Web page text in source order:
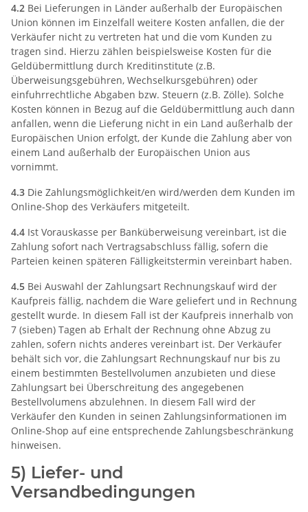
4.2 Bei Lieferungen in Länder außerhalb der Europäischen
Union können im Einzelfall weitere Kosten anfallen, die der
Verkäufer nicht zu vertreten hat und die vom Kunden zu
tragen sind. Hierzu zählen beispielsweise Kosten für die
Geldübermittlung durch Kreditinstitute (z.B.
Überweisungsgebühren, Wechselkursgebühren) oder
einfuhrrechtliche Abgaben bzw. Steuern (z.B. Zölle). Solche
Kosten können in Bezug auf die Geldübermittlung auch dann
anfallen, wenn die Lieferung nicht in ein Land außerhalb der
Europäischen Union erfolgt, der Kunde die Zahlung aber von
einem Land außerhalb der Europäischen Union aus
vornimmt.
4.3 Die Zahlungsmöglichkeit/en wird/werden dem Kunden im
Online-Shop des Verkäufers mitgeteilt.
4.4 Ist Vorauskasse per Banküberweisung vereinbart, ist die
Zahlung sofort nach Vertragsabschluss fällig, sofern die
Parteien keinen späteren Fälligkeitstermin vereinbart haben.
4.5 Bei Auswahl der Zahlungsart Rechnungskauf wird der
Kaufpreis fällig, nachdem die Ware geliefert und in Rechnung
gestellt wurde. In diesem Fall ist der Kaufpreis innerhalb von
7 (sieben) Tagen ab Erhalt der Rechnung ohne Abzug zu
zahlen, sofern nichts anderes vereinbart ist. Der Verkäufer
behält sich vor, die Zahlungsart Rechnungskauf nur bis zu
einem bestimmten Bestellvolumen anzubieten und diese
Zahlungsart bei Überschreitung des angegebenen
Bestellvolumens abzulehnen. In diesem Fall wird der
Verkäufer den Kunden in seinen Zahlungsinformationen im
Online-Shop auf eine entsprechende Zahlungsbeschränkung
hinweisen.
5) Liefer- und
Versandbedingungen